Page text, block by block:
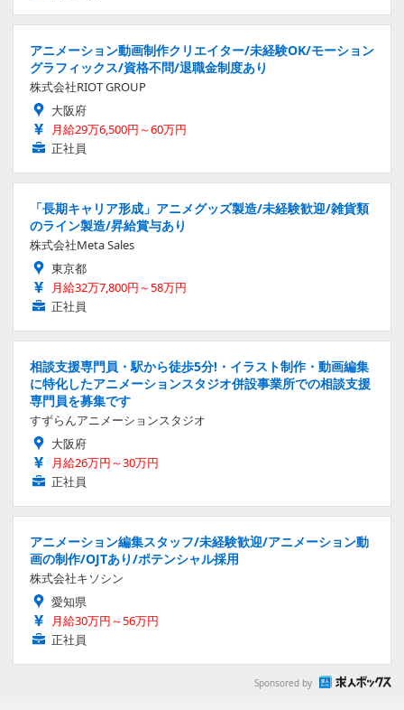
アニメーション動画制作クリエイター/未経験OK/モーション
グラフィックス/資格不問/退職金制度あり
株式会社RIOT GROUP
大阪府
月給29万6,500円～60万円
正社員
「長期キャリア形成」アニメグッズ製造/未経験歓迎/雑貨類
のライン製造/昇給賞与あり
株式会社Meta Sales
東京都
月給32万7,800円～58万円
正社員
相談支援専門員・駅から徒歩5分!・イラスト制作・動画編集
に特化したアニメーションスタジオ併設事業所での相談支援
専門員を募集です
すずらんアニメーションスタジオ
大阪府
月給26万円～30万円
正社員
アニメーション編集スタッフ/未経験歓迎/アニメーション動
画の制作/OJTあり/ポテンシャル採用
株式会社キソシン
愛知県
月給30万円～56万円
正社員
Sponsored by